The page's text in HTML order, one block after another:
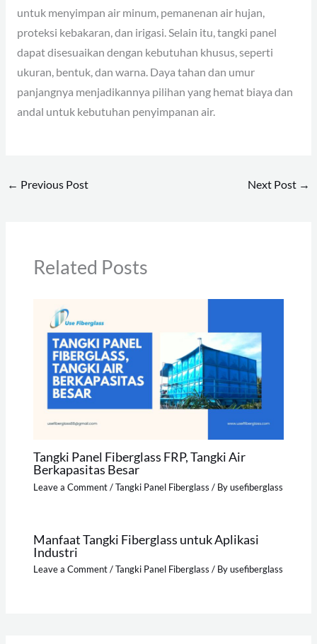
untuk menyimpan air minum, pemanenan air hujan,
proteksi kebakaran, dan irigasi. Selain itu, tangki panel
dapat disesuaikan dengan kebutuhan khusus, seperti
ukuran, bentuk, dan warna. Daya tahan dan umur
panjangnya menjadikannya pilihan yang hemat biaya dan
andal untuk kebutuhan penyimpanan air.
← Previous Post Next Post →
Related Posts
Tangki Panel Fiberglass FRP, Tangki Air
Berkapasitas Besar
Leave a Comment/Tangki Panel Fiberglass / Byusefiberglass
Manfaat Tangki Fiberglass untuk Aplikasi
Industri
Leave a Comment/Tangki Panel Fiberglass / Byusefiberglass